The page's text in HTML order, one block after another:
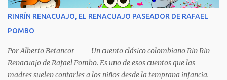
RINRÍN RENACUAJO, EL RENACUAJO PASEADOR DE RAFAEL
POMBO
Por Alberto Betancor Un cuento clásico colombiano Rin Rin
Renacuajo de Rafael Pombo. Es uno de esos cuentos que las
madres suelen contarles a los niños desde la temprana infancia.